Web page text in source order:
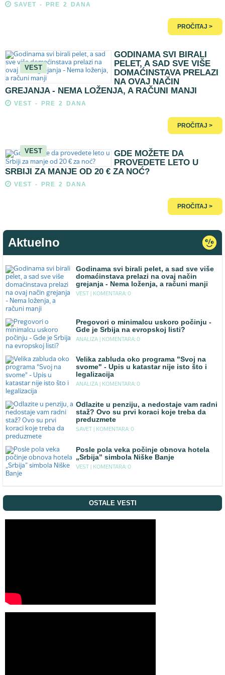
SAVET - PRE 2 DANA
PROČITAJ >
VEST
GODINAMA SVI BIRALI
PELET, A SAD SVE VIŠE
DOMAĆINSTAVA PRELAZI
NA OVAJ NAČIN
GREJANJA - NEMA LOŽENJA, A RAČUNI MANJI
VEST - PRE 2 DANA
PROČITAJ >
VEST
GDE MOŽETE DA
PROVEDETE LETO U
SRBIJI ZA MANJE OD 20 € ZA NOĆ?
VEST - PRE 2 DANA
PROČITAJ >
Aktuelno
Godinama svi birali pelet, a sad sve više
domaćinstava prelazi na ovaj način
grejanja - Nema loženja, a računi manji
VEST | KOMENTARA: 0
Pregovori o minimalcu uskoro počinju -
Gde je Srbija na evropskoj listi?
ANALIZA | KOMENTARA: 0
Velika zabluda oko programa "Svoj na
svome" - Upis u katastar nije isto što i
legalizacija
ANALIZA | KOMENTARA: 0
Odlazite u penziju, a nedostaje vam radni
staž? Ovo su prvi koraci koje treba da
preduzmete
SAVET | KOMENTARA: 0
Posle pola veka počinje obnova hotela
„Srbija” simbola Niške Banje
VEST | KOMENTARA: 0
OSTALE VESTI